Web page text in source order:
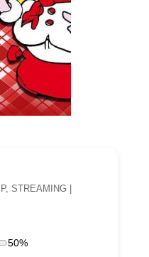
STREAMING |
50%